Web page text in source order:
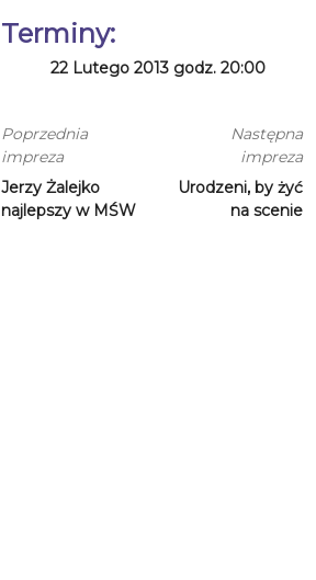
Terminy:
22 Lutego 2013 godz. 20:00
Poprzednia
impreza
Jerzy Żalejko
najlepszy w MŚW
Następna
impreza
Urodzeni, by żyć
na scenie